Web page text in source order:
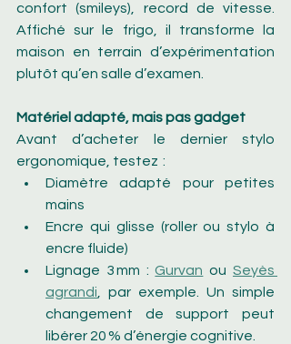
confort (smileys), record de vitesse.
Affiché sur le frigo, il transforme la
maison en terrain d’expérimentation
plutôt qu’en salle d’examen.
Matériel adapté, mais pas gadget
Avant d’acheter le dernier stylo
ergonomique, testez  :
Diamètre adapté pour petites
mains
Encre qui glisse (roller ou stylo à
encre fluide)
Lignage 3 mm : Gurvan ou Seyès
agrandi, par exemple. Un simple
changement de support peut
libérer 20 % d’énergie cognitive.